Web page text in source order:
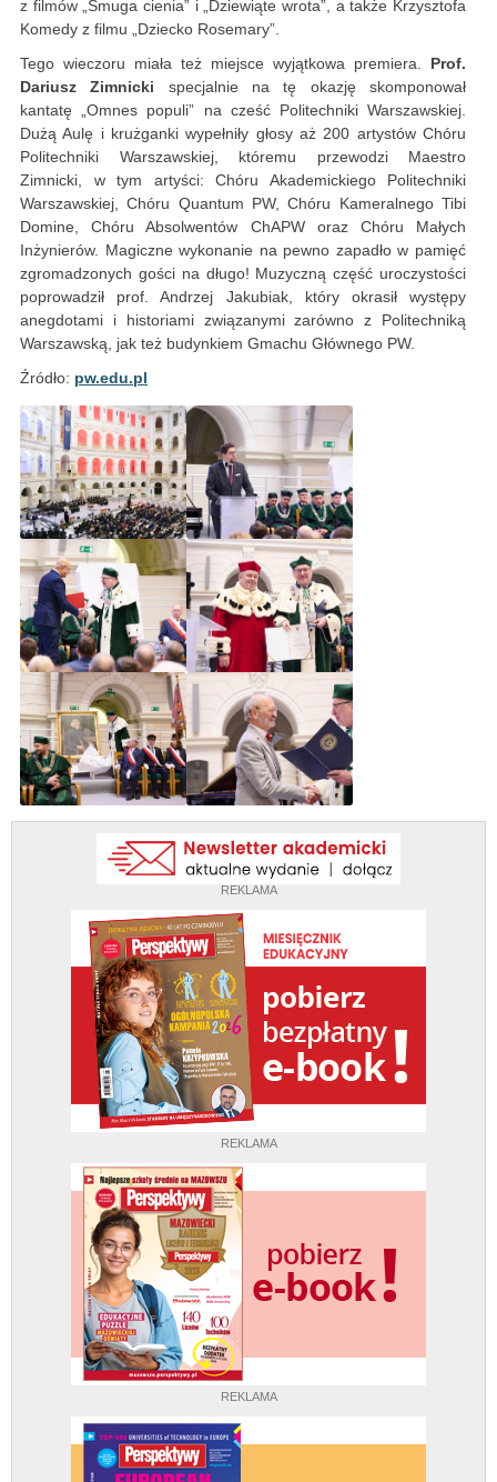
REKLAMA
REKLAMA
REKLAMA
z filmów „Smuga cienia” i „Dziewiąte wrota”, a także Krzysztofa
Komedy z filmu „Dziecko Rosemary”.
Tego wieczoru miała też miejsce wyjątkowa premiera. Prof.
Dariusz Zimnicki specjalnie na tę okazję skomponował
kantatę „Omnes populi” na cześć Politechniki Warszawskiej.
Dużą Aulę i krużganki wypełniły głosy aż 200 artystów Chóru
Politechniki Warszawskiej, któremu przewodzi Maestro
Zimnicki, w tym artyści: Chóru Akademickiego Politechniki
Warszawskiej, Chóru Quantum PW, Chóru Kameralnego Tibi
Domine, Chóru Absolwentów ChAPW oraz Chóru Małych
Inżynierów. Magiczne wykonanie na pewno zapadło w pamięć
zgromadzonych gości na długo! Muzyczną część uroczystości
poprowadził prof. Andrzej Jakubiak, który okrasił występy
anegdotami i historiami związanymi zarówno z Politechniką
Warszawską, jak też budynkiem Gmachu Głównego PW.
Źródło: pw.edu.pl